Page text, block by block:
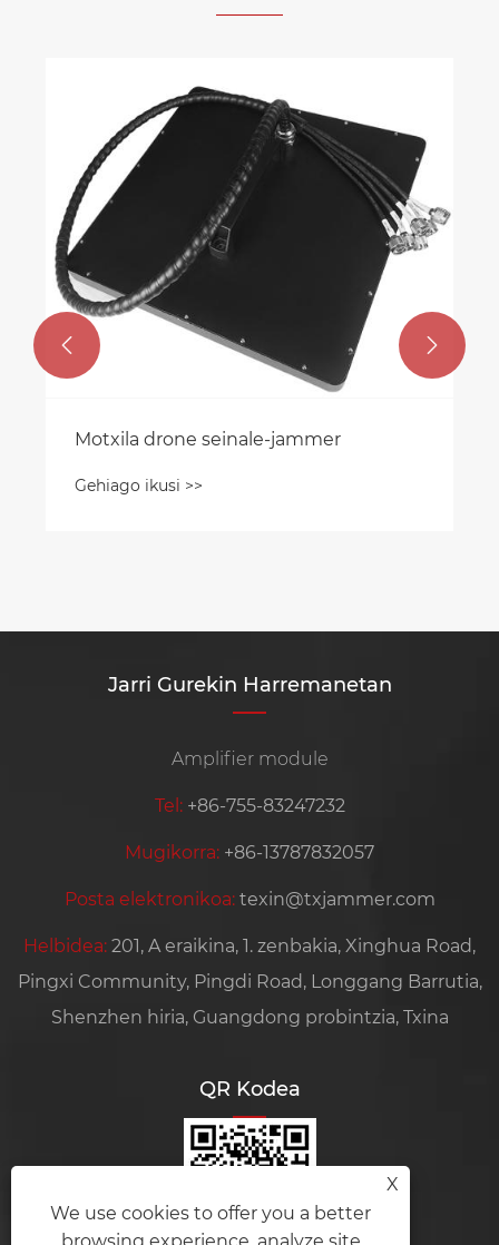
Motxila drone seinale-jammer
Gehiago ikusi >>
 
Jarri Gurekin Harremanetan
Amplifier module
Tel: +86-755-83247232
Mugikorra: +86-13787832057
Posta elektronikoa: texin@txjammer.com
Helbidea: 201, A eraikina, 1. zenbakia, Xinghua Road,
Pingxi Community, Pingdi Road, Longgang Barrutia,
Shenzhen hiria, Guangdong probintzia, Txina
QR Kodea
X
We use cookies to offer you a better